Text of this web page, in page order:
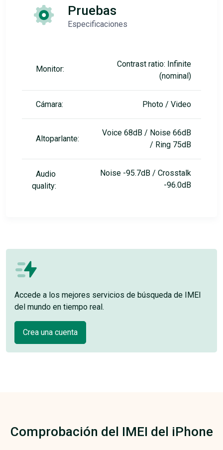
Pruebas
Especificaciones
Monitor:
Contrast ratio: Infinite
(nominal)
Cámara: Photo / Video
Altoparlante:
Voice 68dB / Noise 66dB
/ Ring 75dB
Audio
quality:
Noise -95.7dB / Crosstalk
-96.0dB
Accede a los mejores servicios de búsqueda de IMEI
del mundo en tiempo real.
Crea una cuenta
Comprobación del IMEI del iPhone